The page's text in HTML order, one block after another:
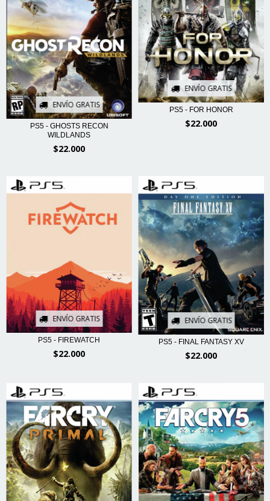
ENVÍO GRATIS
PS5 - GHOSTS RECON
WILDLANDS
$22.000
ENVÍO GRATIS
PS5 - FOR HONOR
$22.000
ENVÍO GRATIS
PS5 - FIREWATCH
$22.000
ENVÍO GRATIS
PS5 - FINAL FANTASY XV
$22.000